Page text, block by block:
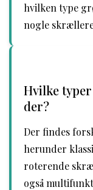
hvilken type
nogle
Hvilke
der?
Der findes
herunder
roterende
også